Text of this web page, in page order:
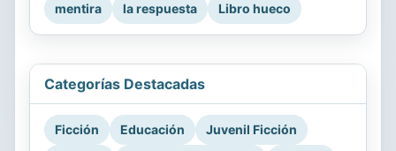
mentira
la respuesta Libro hueco
Categorías Destacadas
Ficción Educación
Juvenil Ficción